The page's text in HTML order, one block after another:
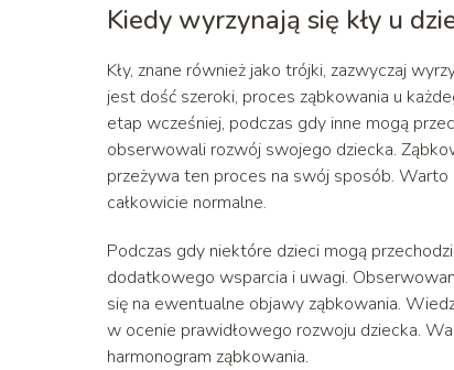
Kiedy wyrzynają się kły u
Kły, znane również jako trójki, zazwyczaj
jest dość szeroki, proces ząbkowania u
etap wcześniej, podczas gdy inne mogą
obserwowali rozwój swojego dziecka.
przeżywa ten proces na swój sposób.
całkowicie normalne.
Podczas gdy niektóre dzieci mogą
dodatkowego wsparcia i uwagi.
się na ewentualne objawy ząbkowania.
w ocenie prawidłowego rozwoju dziecka.
harmonogram ząbkowania.